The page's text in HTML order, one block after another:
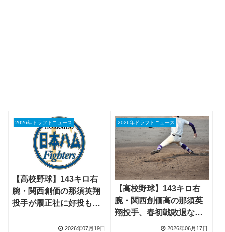
2026年ドラフトニュース
【高校野球】143キロ右
腕・関西創価の那須英翔
投手が履正社に好投もサ
視察しプロ志望表明2026年07月19日
2026年ドラフトニュース
【高校野球】143キロ右
腕・関西創価高の那須英
翔投手、春初戦敗退なが
ら10球団が視察2026年06月17日